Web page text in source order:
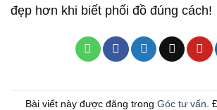
đẹp hơn khi biết phối đồ đúng cách!
Bài viết này được đăng trong Góc tư vấn .